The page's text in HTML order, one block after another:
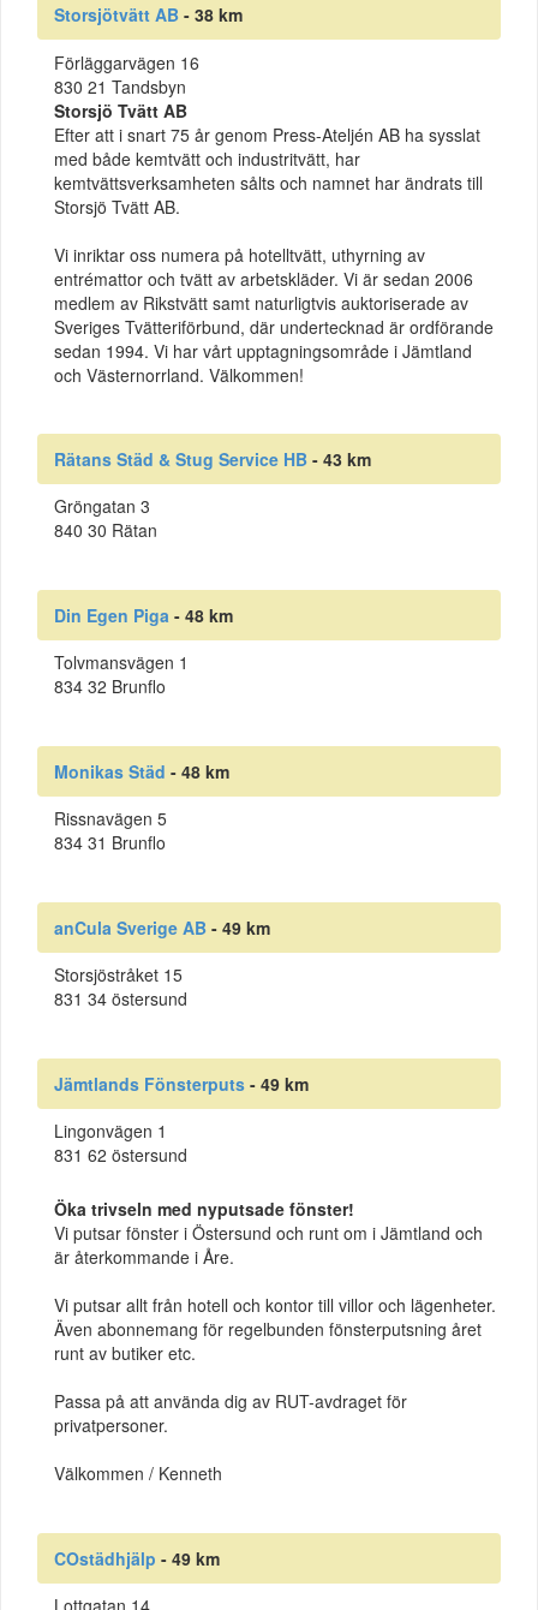
Storsjötvätt AB - 38 km
Förläggarvägen 16
830 21 Tandsbyn
Storsjö Tvätt AB
Efter att i snart 75 år genom Press-Ateljén AB ha sysslat
med både kemtvätt och industritvätt, har
kemtvättsverksamheten sålts och namnet har ändrats till
Storsjö Tvätt AB.
Vi inriktar oss numera på hotelltvätt, uthyrning av
entrémattor och tvätt av arbetskläder. Vi är sedan 2006
medlem av Rikstvätt samt naturligtvis auktoriserade av
Sveriges Tvätteriförbund, där undertecknad är ordförande
sedan 1994. Vi har vårt upptagningsområde i Jämtland
och Västernorrland. Välkommen!
Rätans Städ & Stug Service HB - 43 km
Gröngatan 3
840 30 Rätan
Din Egen Piga - 48 km
Tolvmansvägen 1
834 32 Brunflo
Monikas Städ - 48 km
Rissnavägen 5
834 31 Brunflo
anCula Sverige AB - 49 km
Storsjöstråket 15
831 34 östersund
Jämtlands Fönsterputs - 49 km
Lingonvägen 1
831 62 östersund
Öka trivseln med nyputsade fönster!
Vi putsar fönster i Östersund och runt om i Jämtland och
är återkommande i Åre.
Vi putsar allt från hotell och kontor till villor och lägenheter.
Även abonnemang för regelbunden fönsterputsning året
runt av butiker etc.
Passa på att använda dig av RUT-avdraget för
privatpersoner.
Välkommen / Kenneth
COstädhjälp - 49 km